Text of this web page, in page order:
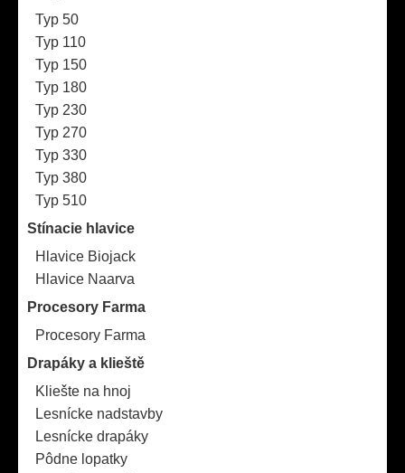
Typ 50
Typ 110
Typ 150
Typ 180
Typ 230
Typ 270
Typ 330
Typ 380
Typ 510
Stínacie hlavice
Hlavice Biojack
Hlavice Naarva
Procesory Farma
Procesory Farma
Drapáky a klieště
Kliešte na hnoj
Lesnícke nadstavby
Lesnícke drapáky
Pôdne lopatky